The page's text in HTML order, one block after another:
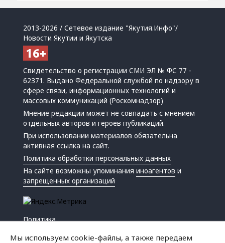
2013-2026 / Сетевое издание "Якутия.Инфо"/
Новости Якутии и Якутска
Свидетельство о регистрации СМИ ЭЛ № ФС 77 -
62371. Выдано Федеральной службой по надзору в
сфере связи, информационных технологий и
массовых коммуникаций (Роскомнадзор)
Мнение редакции может не совпадать с мнением
отдельных авторов и героев публикаций.
При использовании материалов обязательна
активная ссылка на сайт.
Политика обработки персональных данных
На сайте возможны упоминанияиноагентов и
запрещенных организаций
Политика
Мы используем cookie-файлы, а также передаем